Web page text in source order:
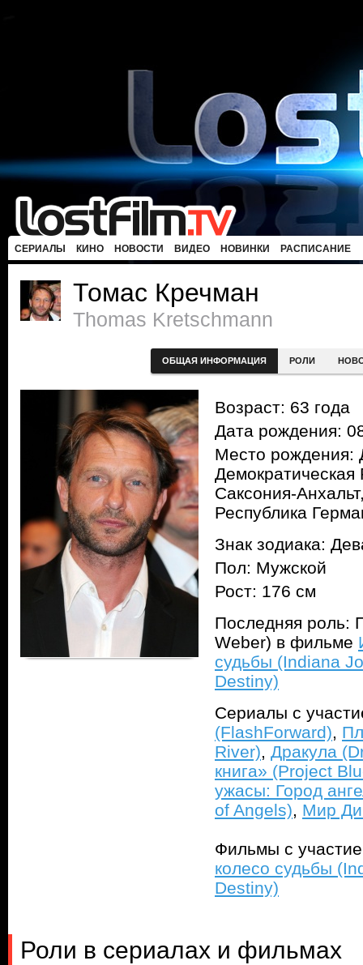
СЕРИАЛЫ КИНО НОВОСТИ ВИДЕО НОВИНКИ РАСПИСАНИЕ
Томас Кречман
Thomas Kretschmann
ОБЩАЯ ИНФОРМАЦИЯ РОЛИ
Возраст: 63 года
Дата рождения:
Место рождения:
Демократическая
Саксония-
Республика
Знак зодиака:
Пол: Мужской
Рост: 176 см
Последняя роль:
Weber) в фильме
судьбы (Indiana
Destiny)
Сериалы с
(FlashForward),
River), Дракула
книга» (Project
ужасы: Город
of Angels), Мир
Фильмы с
колесо судьбы
Destiny)
Роли в сериалах и фильмах